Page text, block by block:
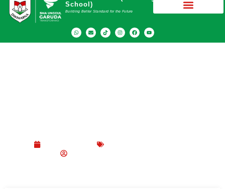
School)
Building Better Standard for the Future